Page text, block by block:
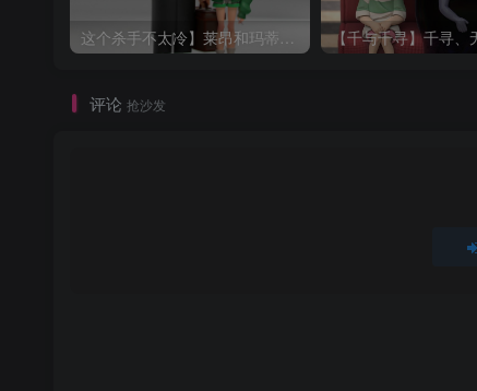
这个杀手不太冷】莱昂和玛蒂尔达
评论 抢沙发